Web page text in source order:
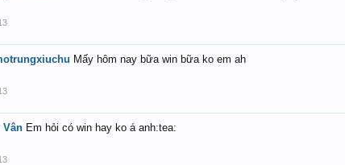
Mấy hôm nay bữa win bữa ko em ah
Vân Em hỏi có win hay ko á anh:tea: